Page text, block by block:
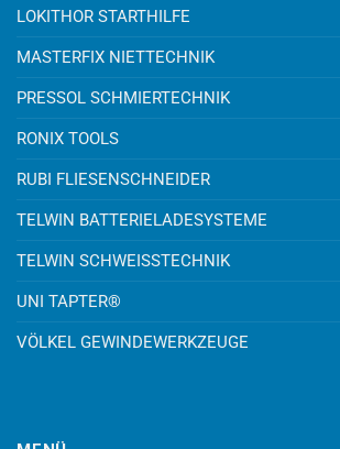
LOKITHOR STARTHILFE
MASTERFIX NIETTECHNIK
PRESSOL SCHMIERTECHNIK
RONIX TOOLS
RUBI FLIESENSCHNEIDER
TELWIN BATTERIELADESYSTEME
TELWIN SCHWEISSTECHNIK
UNI TAPTER®
VÖLKEL GEWINDEWERKZEUGE